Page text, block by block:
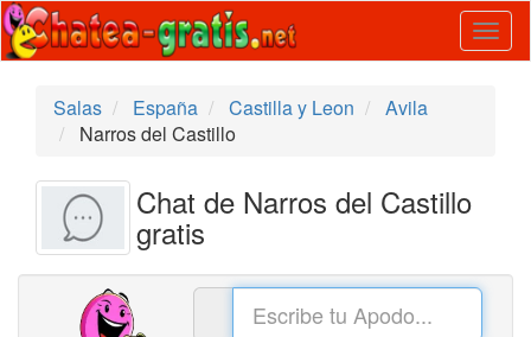
Salas
España Castilla y Leon
Avila
Narros del Castillo
Chat de Narros del Castillo
gratis